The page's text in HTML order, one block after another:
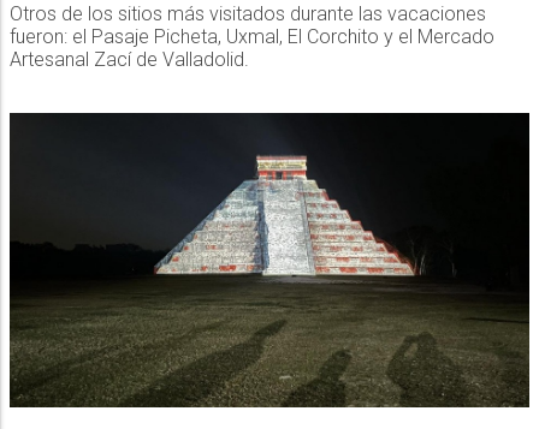
Otros de los sitios más visitados durante las vacaciones
fueron: el Pasaje Picheta, Uxmal, El Corchito y el Mercado
Artesanal Zací de Valladolid.